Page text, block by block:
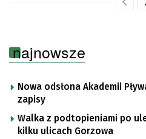
najnowsze
Nowa odsłona Akademii
zapisy
Walka z podtopieniami po
kilku ulicach Gorzowa